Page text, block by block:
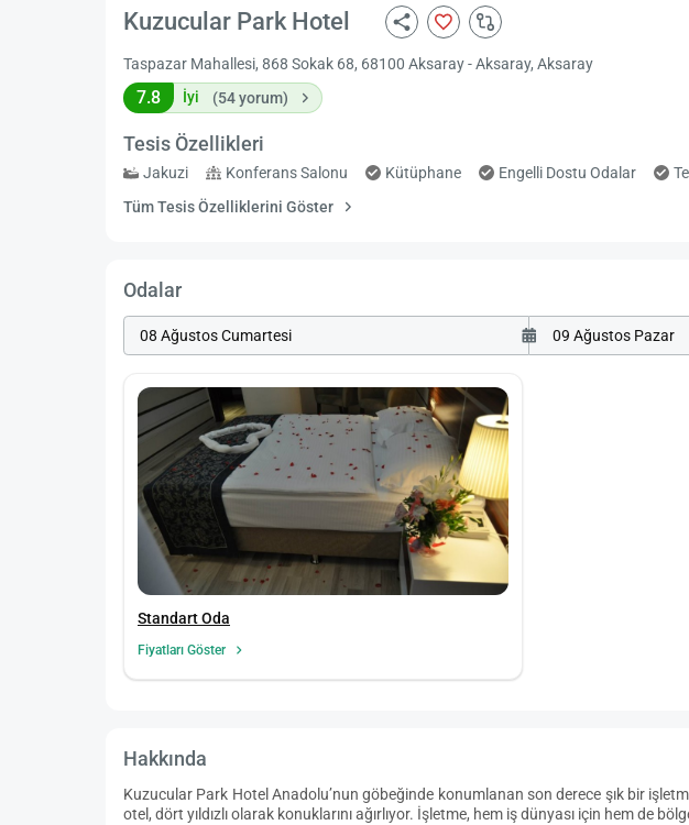
Kuzucular Park Hotel
Taspazar Mahallesi, 868 Sokak 68, 68100 Aksaray - Aksaray, Aksaray
7.8 İyi (54 yorum)
Tesis Özellikleri
Jakuzi Konferans Salonu Kütüphane Engelli Dostu Odalar
Tüm Tesis Özelliklerini Göster
Odalar
Standart Oda
Fiyatları Göster
Hakkında
Kuzucular Park Hotel Anadolu’nun göbeğinde konumlanan son derece şık bir
otel, dört yıldızlı olarak konuklarını ağırlıyor. İşletme, hem iş dünyası için hem de